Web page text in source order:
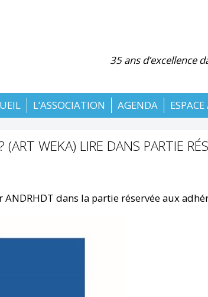
35 ans d’excellence
L’ASSOCIATION AGENDA
WEKA) LIRE DANS PARTIE
ANDRHDT dans la partie réservée aux